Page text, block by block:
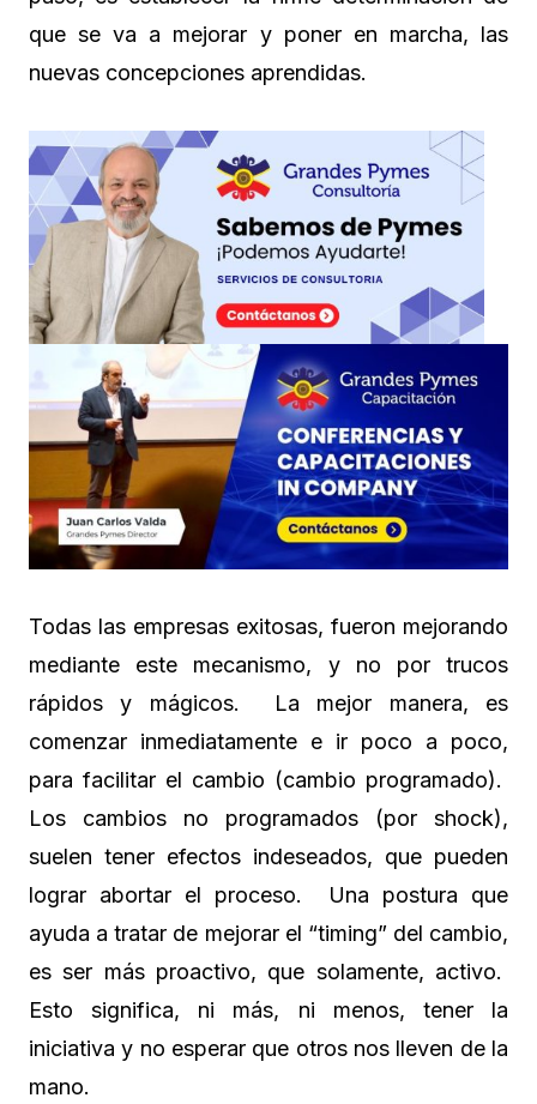
que se va a mejorar y poner en marcha, las
nuevas concepciones aprendidas.
Todas las empresas exitosas, fueron mejorando
mediante este mecanismo, y no por trucos
rápidos y mágicos. La mejor manera, es
comenzar inmediatamente e ir poco a poco,
para facilitar el cambio (cambio programado).
Los cambios no programados (por shock),
suelen tener efectos indeseados, que pueden
lograr abortar el proceso. Una postura que
ayuda a tratar de mejorar el “timing” del cambio,
es ser más proactivo, que solamente, activo.
Esto significa, ni más, ni menos, tener la
iniciativa y no esperar que otros nos lleven de la
mano.